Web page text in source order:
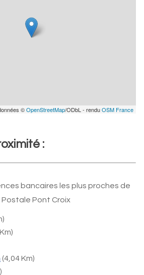
©OpenStreetMap/ODbL - renduOSM France
:
bancaires les plus proches de
Pont Croix
(4,04 Km)